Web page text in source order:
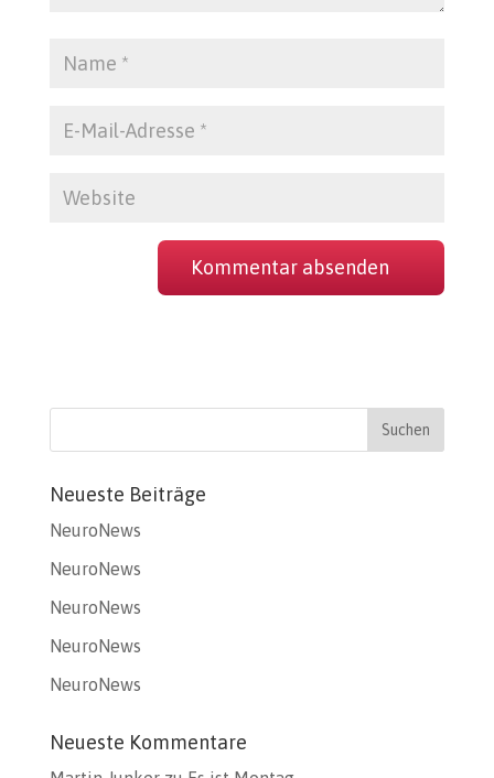
Neueste Beiträge
NeuroNews
NeuroNews
NeuroNews
NeuroNews
NeuroNews
Neueste Kommentare